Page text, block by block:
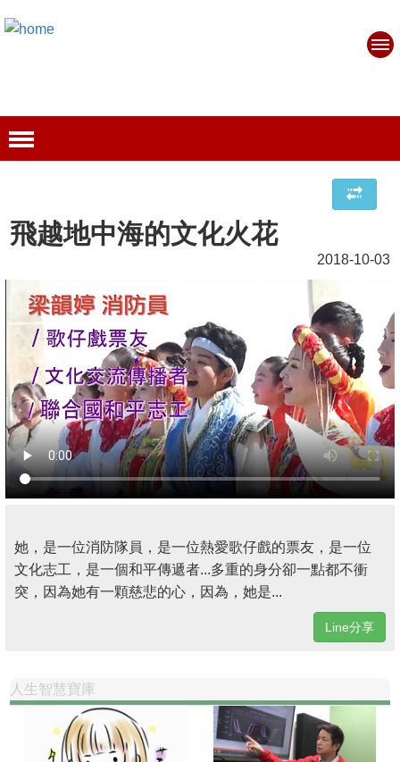
飛越地中海的文化火花
2018-10-03
她，是一位消防隊員，是一位熱愛歌仔戲的票友，是一位
文化志工，是一個和平傳遞者...多重的身分卻一點都不衝
突，因為她有一顆慈悲的心，因為，她是...
Line分享
人生智慧寶庫